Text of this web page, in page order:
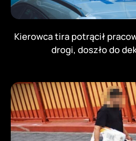
Kierowca tira potrącił
drogi, doszło do